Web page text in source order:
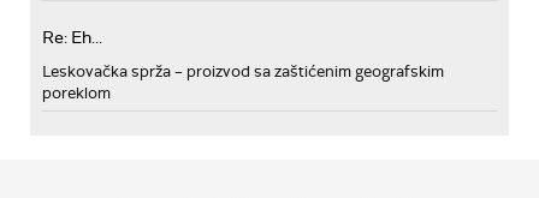
Re: Eh...
Leskovačka sprža – proizvod sa zaštićenim geografskim
poreklom